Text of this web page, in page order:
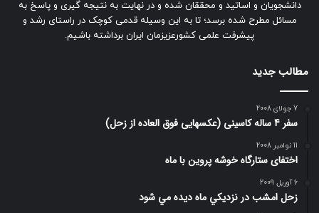
دانشجویان و اساتید و محققان شده و در نهایت به نتیجه گیری و پاسخ به
مسائل مطرح شده برسد؛ تا به این وسیله قدمی کوچک در راستای رشد و
پیشرفت علمی کشورعزیزمان ایران برداشته باشیم.
مطالب جدید
7 جولای 2008
سفر 4 ساله کاسینی (عکسهایی فوق العاده از زحل)
11 نوامبر 2008
اختفای ستارگاه خوشه پروین با ماه
6 آوریل 2009
زحل امشب در نزديكي ماه ديده مي شود